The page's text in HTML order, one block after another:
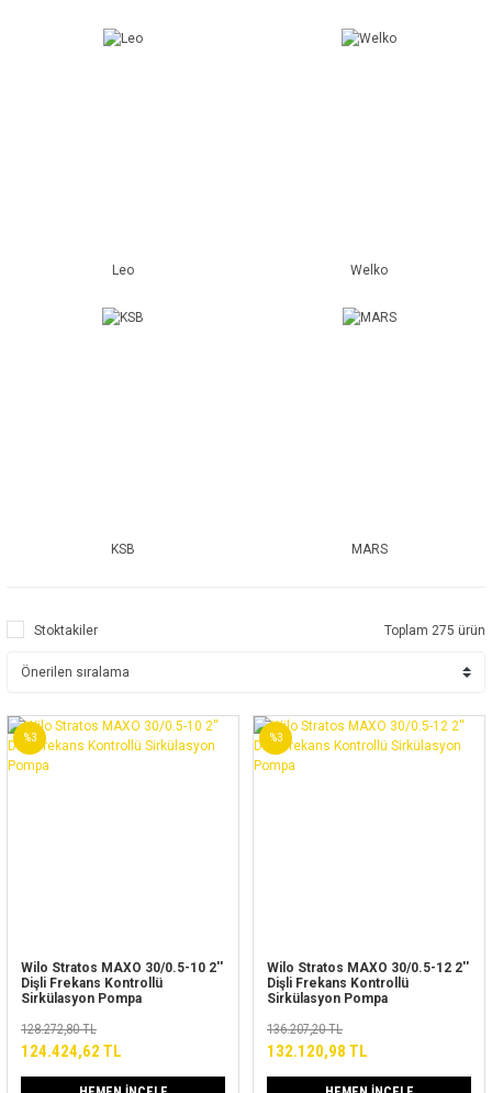
Leo Welko
KSB MARS
Stoktakiler Toplam 275 ürün
%3
Wilo Stratos MAXO 30/0.5-10 2''
Dişli Frekans Kontrollü
Sirkülasyon Pompa
128.272,80 TL
124.424,62 TL
%3
Wilo Stratos MAXO 30/0.5-12 2''
Dişli Frekans Kontrollü
Sirkülasyon Pompa
136.207,20 TL
132.120,98 TL